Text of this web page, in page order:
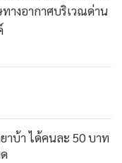
งอากาศบริเวณด่าน
าบ้า ได้คนละ 50 บาท